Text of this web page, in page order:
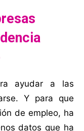
ayudar a las
Y para que
de empleo, ha
datos que ha